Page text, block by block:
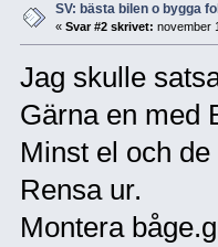
SV: bästa bilen o bygga
« Svar #2 skrivet: november
Jag skulle
Gärna en med
Minst el och
Rensa ur.
Montera